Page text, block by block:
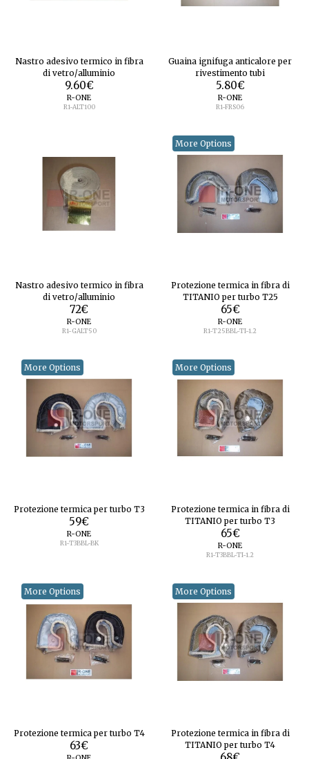
Nastro adesivo termico in fibra
di vetro/alluminio
9.60€
R-ONE
R1-ALT100
Guaina ignifuga anticalore per
rivestimento tubi
5.80€
R-ONE
R1-FRS06
Nastro adesivo termico in fibra
di vetro/alluminio
72€
R-ONE
R1-GALT50
More Options
Protezione termica in fibra di
TITANIO per turbo T25
65€
R-ONE
R1-T25BBL-TI-1.2
More Options
Protezione termica per turbo T3
59€
R-ONE
R1-T3BBL-BK
More Options
Protezione termica in fibra di
TITANIO per turbo T3
65€
R-ONE
R1-T3BBL-TI-1.2
More Options
Protezione termica per turbo T4
63€
More Options
Protezione termica in fibra di
TITANIO per turbo T4